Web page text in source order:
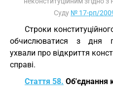
Суду № 17-рп/
Строки
обчислюватися з дня
ухвали про відкриття
справі.
Стаття 58. Об'єднання